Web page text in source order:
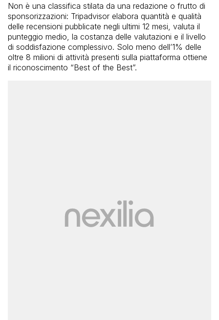
Non è una classifica stilata da una redazione o frutto di
sponsorizzazioni: Tripadvisor elabora quantità e qualità
delle recensioni pubblicate negli ultimi 12 mesi, valuta il
punteggio medio, la costanza delle valutazioni e il livello
di soddisfazione complessivo. Solo meno dell’1% delle
oltre 8 milioni di attività presenti sulla piattaforma ottiene
il riconoscimento “Best of the Best”.